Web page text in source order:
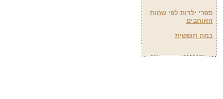
ספרי ילדוּת לפי שמות
האוהבים
במה חופשית